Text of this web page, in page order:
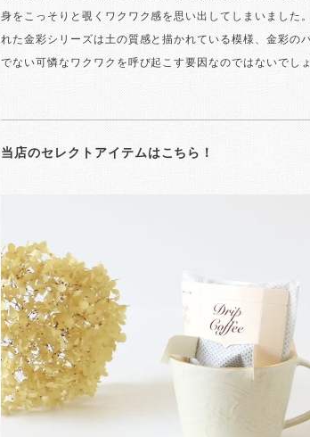
身をこっそりと覗くワクワク感を思い出してしまいました
れた金彩シリーズは土の質感と描かれている模様、金彩の
でない可憐なワクワクを呼び起こす要因なのではないでしょ
当店のセレクトアイテムはこちら！